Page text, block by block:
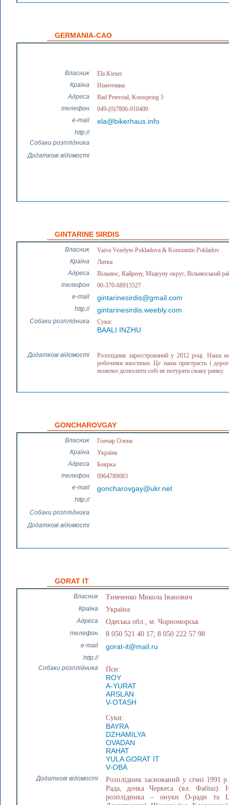
GERMANIA-CAO
Власник
Ela Kirner
Країна
Німеччина
Адреса
Bad Peterstal, Kostspring 5
телефон
049-(0)7806-910400
e-mail
ela@bikerhaus.info
http://
Собаки розплідника
Додаткові відомості
GINTARINE SIRDIS
Власник
Vaiva Vezelyte-Pokladova & Konstantin Pokladov
Країна
Литва
Адреса
Вільнюс, Кайрену, Міцкуну округ, Вільнюський
телефон
00-370-68915527
e-mail
gintarinesirdis@gmail.com
http:// gintarinesirdis.weebly.com
Собаки розплідника Суки:
BAALI INZHU
Додаткові відомості
Розплідник зареєстрований у 2012 році. Наша
робочими якостями. Це наша пристрасть і
можемо дозволити собі не потурати смаку ринку.
GONCHAROVGAY
Власник
Гончар Олена
Країна
Україна
Адреса
Боярка
телефон
0964789083
e-mail
goncharovgay@ukr.net
http://
Собаки розплідника
Додаткові відомості
GORAT IT
Власник Тимченко Микола Іванович
Країна Україна
Адреса Одеська обл., м. Чорноморськ
телефон 8 050 521 40 17; 8 050 222 57 98
e-mail gorat-it@mail.ru
http://
Собаки розплідника
Пси:
ROY
А-YURAT
ARSLAN
V-OTASH
Суки:
BAYRA
DZHAMILYA
OVADAN
RAHAT
YULA GORAT IT
V-OBA
Додаткові відомості
Розплідник заснований у січні
Рада, дочка Черкеса (вл. Фабіш).
розплідника – онуки О-ради та